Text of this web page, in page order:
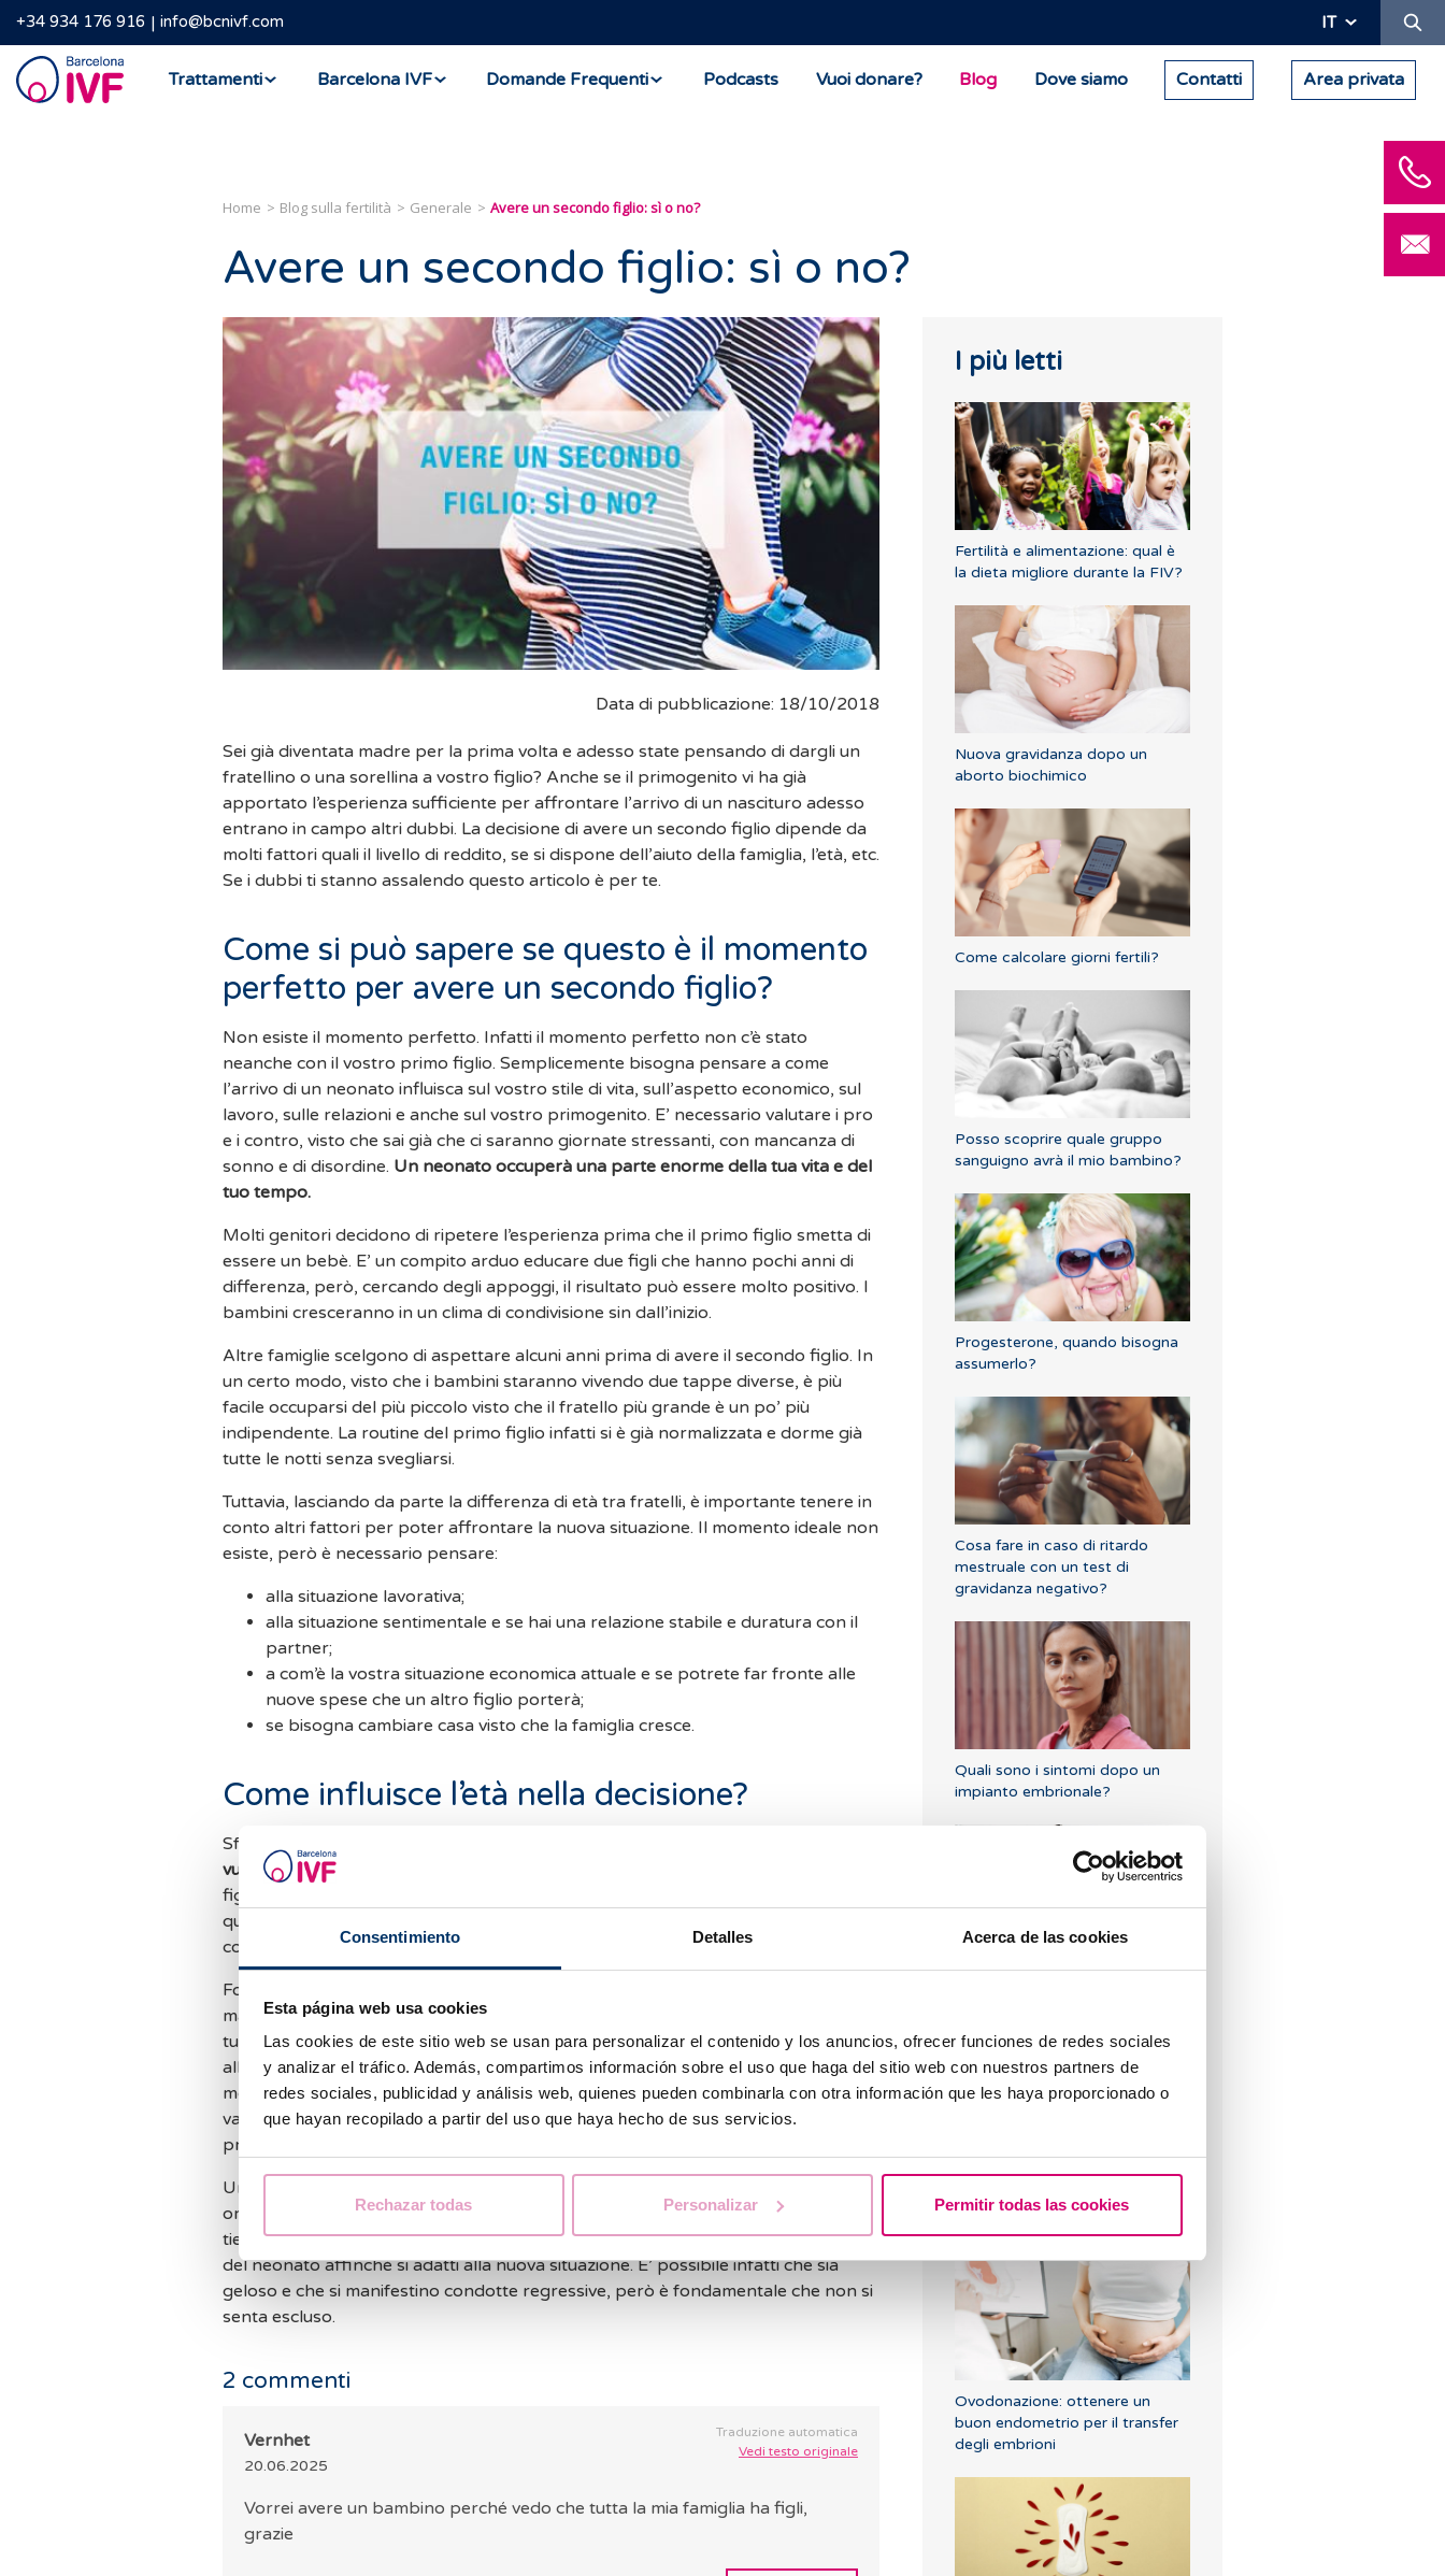
Consentimiento Detalles Acerca de las cookies
Esta página web usa cookies
Las cookies de este sitio web se usan para personalizar el contenido y los anuncios, ofrecer funciones de redes sociales
y analizar el tráfico. Además, compartimos información sobre el uso que haga del sitio web con nuestros partners de
redes sociales, publicidad y análisis web, quienes pueden combinarla con otra información que les haya proporcionado o
que hayan recopilado a partir del uso que haya hecho de sus servicios.
Rechazar todas Personalizar Permitir todas las cookies
+34 934 176 916 info@bcnivf.com IT
Barcelona
IVF
Trattamenti Barcelona IVF Domande Frequenti Podcasts Vuoi donare? Blog Dove siamo Contatti Area privata
Home Blog sulla fertilità Generale Avere un secondo figlio: sì o no?
Avere un secondo figlio: sì o no?
Data di pubblicazione: 18/10/2018
Sei già diventata madre per la prima volta e adesso state pensando di dargli un
fratellino o una sorellina a vostro figlio? Anche se il primogenito vi ha già
apportato l’esperienza sufficiente per affrontare l’arrivo di un nascituro adesso
entrano in campo altri dubbi. La decisione di avere un secondo figlio dipende da
molti fattori quali il livello di reddito, se si dispone dell’aiuto della famiglia, l’età, etc.
Se i dubbi ti stanno assalendo questo articolo è per te.
Come si può sapere se questo è il momento
perfetto per avere un secondo figlio?
Non esiste il momento perfetto. Infatti il momento perfetto non c’è stato
neanche con il vostro primo figlio. Semplicemente bisogna pensare a come
l’arrivo di un neonato influisca sul vostro stile di vita, sull’aspetto economico, sul
lavoro, sulle relazioni e anche sul vostro primogenito. E’ necessario valutare i pro
e i contro, visto che sai già che ci saranno giornate stressanti, con mancanza di
sonno e di disordine. Un neonato occuperà una parte enorme della tua vita e del
tuo tempo.
Molti genitori decidono di ripetere l’esperienza prima che il primo figlio smetta di
essere un bebè. E’ un compito arduo educare due figli che hanno pochi anni di
differenza, però, cercando degli appoggi, il risultato può essere molto positivo. I
bambini cresceranno in un clima di condivisione sin dall’inizio.
Altre famiglie scelgono di aspettare alcuni anni prima di avere il secondo figlio. In
un certo modo, visto che i bambini staranno vivendo due tappe diverse, è più
facile occuparsi del più piccolo visto che il fratello più grande è un po’ più
indipendente. La routine del primo figlio infatti si è già normalizzata e dorme già
tutte le notti senza svegliarsi.
Tuttavia, lasciando da parte la differenza di età tra fratelli, è importante tenere in
conto altri fattori per poter affrontare la nuova situazione. Il momento ideale non
esiste, però è necessario pensare:
alla situazione lavorativa;
alla situazione sentimentale e se hai una relazione stabile e duratura con il
partner;
a com’è la vostra situazione economica attuale e se potrete far fronte alle
nuove spese che un altro figlio porterà;
se bisogna cambiare casa visto che la famiglia cresce.
Come influisce l’età nella decisione?
Sfortunatamente,
vuole rimanere di nuovo incinta
figlio o più, puoi permetterti di spaziare le nascite di 3 anni. Però se hai più anni o
qualche problema di salute puoi incontrare qualche problema durante il
concepimento.
Fortunatamente, la medicina offre un gran numero di soluzioni per poter essere
madre tardi. Una di queste èla vitrificazione di ovuli
tua fertilità fino al momento in cui deciderai essere madre. In questo modo puoi
allungare il tuo orologio riproduttivo senza preoccupazioni e aspettare il buon
momento per avere un secondo figlio senza pressioni. ABarcelona IVFoffriamo
vari trattamenti di fecondazione assistita come questo per far fronte a qualsiasi
problema di infertilità che possa presentarsi.
Una volta presa la decisione di avere il secondo figlio è fondamentale
organizzarsi e avere molta pazienza per affrontare questa nuova tappa. Inoltre,
tieni presente che è importante rendere partecipe il fratello maggiore nella cura
del neonato affinché si adatti alla nuova situazione. E’ possibile infattiche sia
geloso e che si manifestino condotte regressive, però è fondamentale che non si
senta escluso.
2 commenti
Traduzione automatica
Vedi testo originale
Vernhet
20.06.2025
Vorrei avere un bambino perché vedo che tutta la mia famiglia ha figli,
grazie
I più letti
Fertilità e alimentazione: qual è
la dieta migliore durante la FIV?
Nuova gravidanza dopo un
aborto biochimico
Come calcolare giorni fertili?
Posso scoprire quale gruppo
sanguigno avrà il mio bambino?
Progesterone, quando bisogna
assumerlo?
Cosa fare in caso di ritardo
mestruale con un test di
gravidanza negativo?
Quali sono i sintomi dopo un
impianto embrionale?
Ho una bassa riserva ovarica,
Posso rimanere incinta se ho
Ovodonazione: ottenere un
buon endometrio per il transfer
degli embrioni